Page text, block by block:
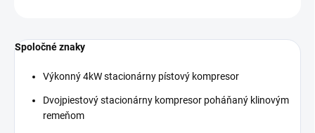
Spoločné znaky
Výkonný 4kW stacionárny pístový kompresor
Dvojpiestový stacionárny kompresor poháňaný klinovým
remeňom